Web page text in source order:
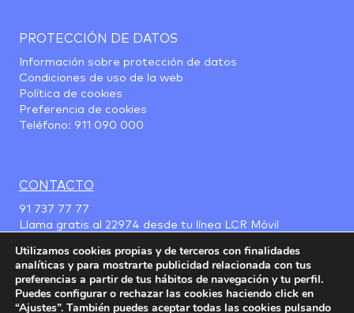
PROTECCIÓN DE DATOS
Información sobre protección de datos
Condiciones de uso de la web
Política de cookies
Preferencia de cookies
Teléfono: 911 090 000
CONTACTO
91 737 77 77
Llama gratis al 22974 desde tu línea LCR Móvil
Utilizamos cookies propias y de terceros con finalidades
analíticas y para mostrarte publicidad relacionada con tus
preferencias a partir de tus hábitos de navegación y tu perfil.
Puedes configurar o rechazar las cookies haciendo click en
“Ajustes”. También puedes aceptar todas las cookies pulsando